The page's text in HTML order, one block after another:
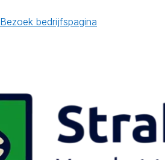
Bezoek bedrijfspagina